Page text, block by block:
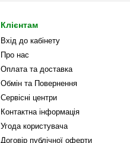
Клієнтам
Вхід до кабінету
Про нас
Оплата та доставка
Обмін та Повернення
Сервісні центри
Контактна інформація
Угода користувача
Договір публічної оферти